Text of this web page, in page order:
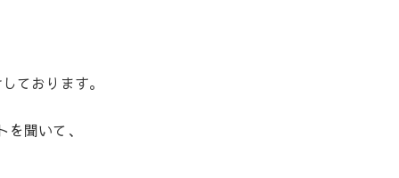
ております。
聞いて、